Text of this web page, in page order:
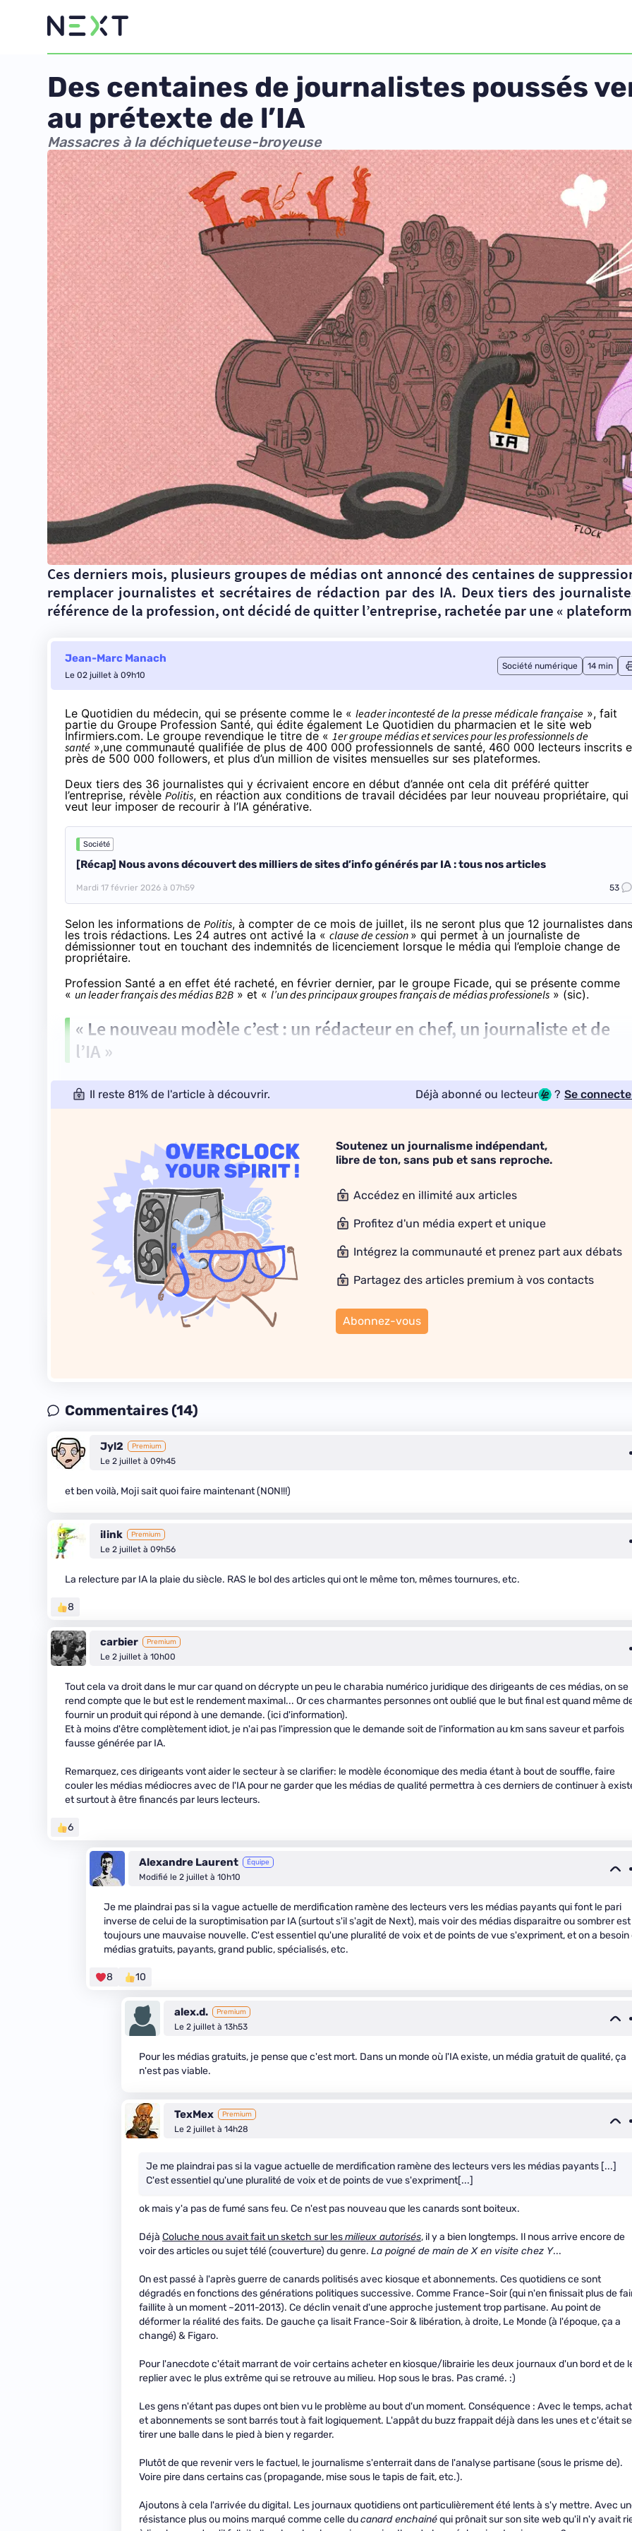
Des centaines de journalistes poussés
au prétexte de l’IA
Massacres à la déchiqueteuse-broyeuse
Ces derniers mois, plusieurs groupes de médias ont annoncé des centaines de
remplacer journalistes et secrétaires de rédaction par des IA. Deux tiers des
référence de la profession, ont décidé de quitter l’entreprise, rachetée par une «
Jean-Marc Manach
Le 02 juillet à 09h10
Société numérique 14 min
Le Quotidien du médecin, qui se présente comme le « leader incontesté de la presse médicale française », fait
partie du Groupe Profession Santé, qui édite également Le Quotidien du pharmacien et le site web
Infirmiers.com. Le groupe revendique le titre de « 1er groupe médias et services pour les professionnels de
santé »,une communauté qualifiée de plus de 400 000 professionnels de santé, 460 000 lecteurs inscrits
près de 500 000 followers, et plus d’un million de visites mensuelles sur ses plateformes.
Deux tiers des 36 journalistes qui y écrivaient encore en début d’année ont cela dit préféré quitter
l’entreprise, révèlePolitis, en réaction aux conditions de travail décidées par leur nouveau propriétaire, qui
veut leur imposer de recourir à l’IA générative.
Société
[Récap] Nous avons découvert des milliers de sites d’info générés par IA : tous nos articles
Mardi 17 février 2026 à 07h59 53
Selon les informations de Politis, à compter de ce mois de juillet, ils ne seront plus que 12 journalistes dans
les trois rédactions. Les 24 autres ont activé la « clause de cession » qui permet à un journaliste de
démissionner tout en touchant des indemnités de licenciement lorsque le média qui l’emploie change de
propriétaire.
Profession Santé a en effet été racheté, en février dernier, par le groupe Ficade, qui se présente comme
« un leader français des médias B2B » et « l’un des principaux groupes français de médias professionels » (sic).
« Le nouveau modèle c’est : un rédacteur en chef, un journaliste et de
l’IA »
Il reste 81% de l'article à découvrir. Déjà abonné ou lecteur ? Se
Soutenez un journalisme indépendant,
libre de ton, sans pub et sans reproche.
Accédez en illimité aux articles
Profitez d'un média expert et unique
Intégrez la communauté et prenez part aux débats
Partagez des articles premium à vos contacts
Abonnez-vous
Commentaires (14)
Jyl2 Premium
Le 2 juillet à 09h45
et ben voilà, Moji sait quoi faire maintenant (NON!!!)
ilink Premium
Le 2 juillet à 09h56
La relecture par IA la plaie du siècle. RAS le bol des articles qui ont le même ton, mêmes tournures, etc.
8
carbier Premium
Le 2 juillet à 10h00
Tout cela va droit dans le mur car quand on décrypte un peu le charabia numérico juridique des dirigeants de ces médias, on se
rend compte que le but est le rendement maximal... Or ces charmantes personnes ont oublié que le but final est quand même
fournir un produit qui répond à une demande. (ici d'information).
Et à moins d'être complètement idiot, je n'ai pas l'impression que le demande soit de l'information au km sans saveur et parfois
fausse générée par IA.
Remarquez, ces dirigeants vont aider le secteur à se clarifier: le modèle économique des media étant à bout de souffle, faire
couler les médias médiocres avec de l'IA pour ne garder que les médias de qualité permettra à ces derniers de continuer à
et surtout à être financés par leurs lecteurs.
6
Alexandre Laurent Équipe
Modifié le 2 juillet à 10h10
Je me plaindrai pas si la vague actuelle de merdification ramène des lecteurs vers les médias payants qui font le pari
inverse de celui de la suroptimisation par IA (surtout s'il s'agit de Next), mais voir des médias disparaitre ou sombrer est
toujours une mauvaise nouvelle. C'est essentiel qu'une pluralité de voix et de points de vue s'expriment, et on a besoin
médias gratuits, payants, grand public, spécialisés, etc.
8 10
alex.d. Premium
Le 2 juillet à 13h53
Pour les médias gratuits, je pense que c'est mort. Dans un monde où l'IA existe, un média gratuit de qualité, ça
n'est pas viable.
TexMex Premium
Le 2 juillet à 14h28
Je me plaindrai pas si la vague actuelle de merdification ramène des lecteurs vers les médias payants [...]
C'est essentiel qu'une pluralité de voix et de points de vue s'expriment[...]
ok mais y'a pas de fumé sans feu. Ce n'est pas nouveau que les canards sont boiteux.
Déjà Coluche nous avait fait un sketch sur lesmilieux autorisés, il y a bien longtemps. Il nous arrive encore de
voir des articles ou sujet télé (couverture) du genre. La poigné de main de X en visite chez Y...
On est passé à l'après guerre de canards politisés avec kiosque et abonnements. Ces quotidiens ce sont
dégradés en fonctions des générations politiques successive. Comme France-Soir (qui n'en finissait plus de
faillite à un moment ~2011-2013). Ce déclin venait d'une approche justement trop partisane. Au point de
déformer la réalité des faits. De gauche ça lisait France-Soir & libération, à droite, Le Monde (à l'époque, ça a
changé) & Figaro.
Pour l'anecdote c'était marrant de voir certains acheter en kiosque/librairie les deux journaux d'un bord et de
replier avec le plus extrême qui se retrouve au milieu. Hop sous le bras. Pas cramé. :)
Les gens n'étant pas dupes ont bien vu le problème au bout d'un moment. Conséquence : Avec le temps,
et abonnements se sont barrés tout à fait logiquement. L'appât du buzz frappait déjà dans les unes et c'était se
tirer une balle dans le pied à bien y regarder.
Plutôt de que revenir vers le factuel, le journalisme s'enterrait dans de l'analyse partisane (sous le prisme de).
Voire pire dans certains cas (propagande, mise sous le tapis de fait, etc.).
Ajoutons à cela l'arrivée du digital. Les journaux quotidiens ont particulièrement été lents à s'y mettre. Avec
résistance plus ou moins marqué comme celle ducanard enchainéqui prônait sur son site web qu'il n'y avait